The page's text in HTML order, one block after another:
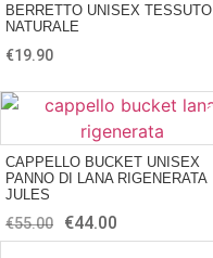
BERRETTO UNISEX TESSUTO
NATURALE
€19.90
CAPPELLO BUCKET UNISEX
PANNO DI LANA RIGENERATA
JULES
€55.00 €44.00